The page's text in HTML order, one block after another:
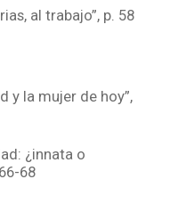
al trabajo”, p. 58
y la mujer de hoy”,
¿innata o
68